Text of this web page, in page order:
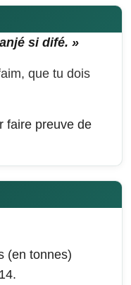
si difé. »
que tu dois
faire preuve de
(en tonnes)